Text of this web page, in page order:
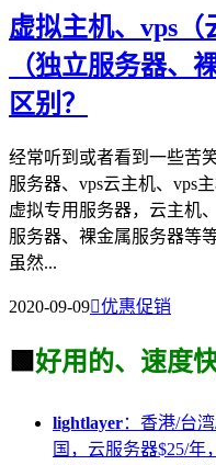
虚拟主机、vps
（独立服务器、
区别？
经常听到或者看到一些苦
服务器、vps云主机、vps
虚拟专用服务器，云主机
服务器、裸金属服务器等
虽然...
2020-09-09优惠促销
🟩 好用的、速度
lightlayer：香港/台
国，云服务器$25/年